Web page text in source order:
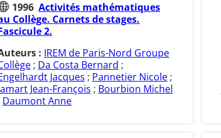
1996 Activités mathématiques
Collège. Carnets de stages.
2.
: IREM de Paris-Nord Groupe
; Da Costa Bernard ;
Jacques ; Pannetier Nicole;
Jean-François ; Bourbion Michel
Daumont Anne